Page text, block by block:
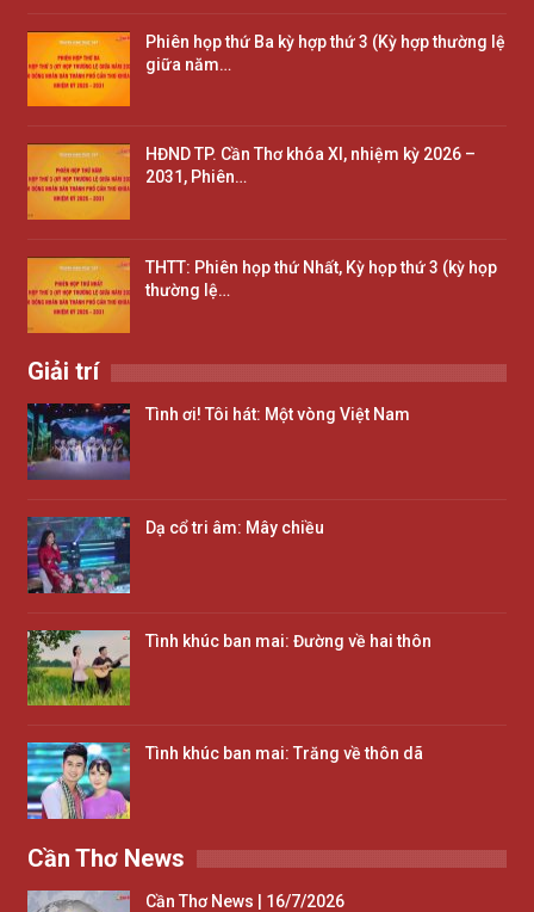
Phiên họp thứ Ba kỳ hợp thứ 3 (Kỳ hợp thường lệ
giữa năm…
HĐND TP. Cần Thơ khóa XI, nhiệm kỳ 2026 –
2031, Phiên…
THTT: Phiên họp thứ Nhất, Kỳ họp thứ 3 (kỳ họp
thường lệ…
Giải trí
Tình ơi! Tôi hát: Một vòng Việt Nam
Dạ cổ tri âm: Mây chiều
Tình khúc ban mai: Đường về hai thôn
Tình khúc ban mai: Trăng về thôn dã
Cần Thơ News
Cần Thơ News | 16/7/2026